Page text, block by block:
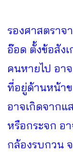
รองศาสตราจ
อ๊อด ตั้งข้อสัง
คนหายไป อา
ที่อยู่ด้านหน้า
อาจเกิดจากแ
หรือกระจก อ
กล้องรบกวน